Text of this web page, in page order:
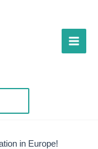
Main
in Europe!